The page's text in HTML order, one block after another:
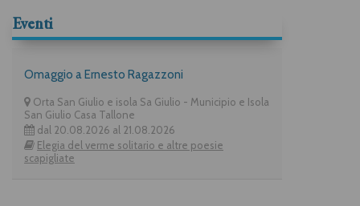
Eventi
Omaggio a Ernesto Ragazzoni
Orta San Giulio e isola Sa Giulio - Municipio e Isola
San Giulio Casa Tallone
dal 20.08.2026 al 21.08.2026
Elegia del verme solitario e altre poesie
scapigliate